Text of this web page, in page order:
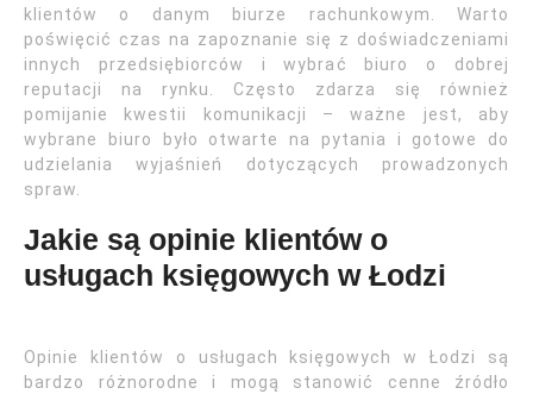
klientów o danym biurze rachunkowym. Warto
poświęcić czas na zapoznanie się z doświadczeniami
innych przedsiębiorców i wybrać biuro o dobrej
reputacji na rynku. Często zdarza się również
pomijanie kwestii komunikacji – ważne jest, aby
wybrane biuro było otwarte na pytania i gotowe do
udzielania wyjaśnień dotyczących prowadzonych
spraw.
Jakie są opinie klientów o
usługach księgowych w Łodzi
Opinie klientów o usługach księgowych w Łodzi są
bardzo różnorodne i mogą stanowić cenne źródło